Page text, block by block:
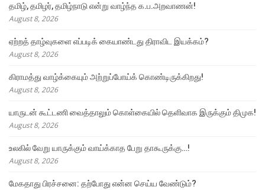
தமிழ், தமிழர், தமிழ்நாடு என்று வாழ்ந்த க.ப.அறவாணன்!
August 8, 2026
ஏற்றத் தாழ்வுகளை எப்படிக் கையாண்டது திராவிட இயக்கம்?
August 8, 2026
கிராமத்து வாழ்க்கையும் அற்றுப்போய்க் கொண்டிருக்கிறது!
August 8, 2026
யாருடன் கூட்டணி வைத்தாலும் கொள்கையில் தெளிவாக இருக்கும் திமுக!
August 8, 2026
உலகில் வேறு யாருக்கும் வாய்க்காத பேறு தாகூருக்கு…!
August 8, 2026
மேகதாது பிரச்சனை: தற்போது என்ன செய்ய வேண்டும்?